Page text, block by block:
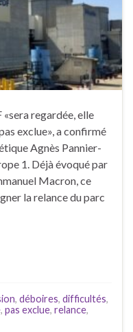
regardée, elle
exclue», a confirmé
Agnès Pannier-
1. Déjà évoqué par
Macron, ce
la relance du parc
, déboires, difficultés,
, pas exclue, relance,